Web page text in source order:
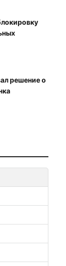
решение о